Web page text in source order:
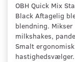
OBH Quick Mix
Black Af­tagelig
blendning.
milkshakes,
Smalt